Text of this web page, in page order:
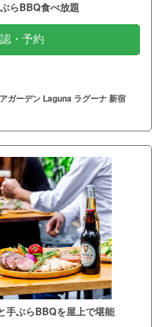
らBBQ食べ放題
・予約
ガーデン Laguna ラグーナ 新宿
手ぶらBBQを屋上で堪能